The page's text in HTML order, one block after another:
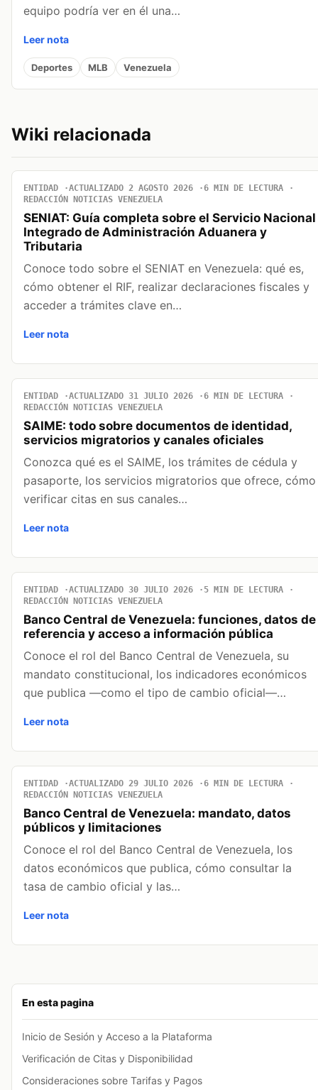
En esta pagina
Inicio de Sesión y Acceso a la Plataforma
Verificación de Citas y Disponibilidad
Consideraciones sobre Tarifas y Pagos
equipo podría ver en él una…
Leer nota
Deportes MLB Venezuela
Wiki relacionada
ENTIDAD ACTUALIZADO 2 AGOSTO 2026
6 MIN DE LECTURA
REDACCIÓN NOTICIAS VENEZUELA
SENIAT: Guía completa sobre el Servicio Nacional
Integrado de Administración Aduanera y
Tributaria
Conoce todo sobre el SENIAT en Venezuela: qué es,
cómo obtener el RIF, realizar declaraciones fiscales y
acceder a trámites clave en…
Leer nota
ENTIDAD ACTUALIZADO 31 JULIO 2026
6 MIN DE LECTURA
REDACCIÓN NOTICIAS VENEZUELA
SAIME: todo sobre documentos de identidad,
servicios migratorios y canales oficiales
Conozca qué es el SAIME, los trámites de cédula y
pasaporte, los servicios migratorios que ofrece, cómo
verificar citas en sus canales…
Leer nota
ENTIDAD ACTUALIZADO 30 JULIO 2026
5 MIN DE LECTURA
REDACCIÓN NOTICIAS VENEZUELA
Banco Central de Venezuela: funciones, datos de
referencia y acceso a información pública
Conoce el rol del Banco Central de Venezuela, su
mandato constitucional, los indicadores económicos
que publica —como el tipo de cambio oficial—…
Leer nota
ENTIDAD ACTUALIZADO 29 JULIO 2026
6 MIN DE LECTURA
REDACCIÓN NOTICIAS VENEZUELA
Banco Central de Venezuela: mandato, datos
públicos y limitaciones
Conoce el rol del Banco Central de Venezuela, los
datos económicos que publica, cómo consultar la
tasa de cambio oficial y las…
Leer nota